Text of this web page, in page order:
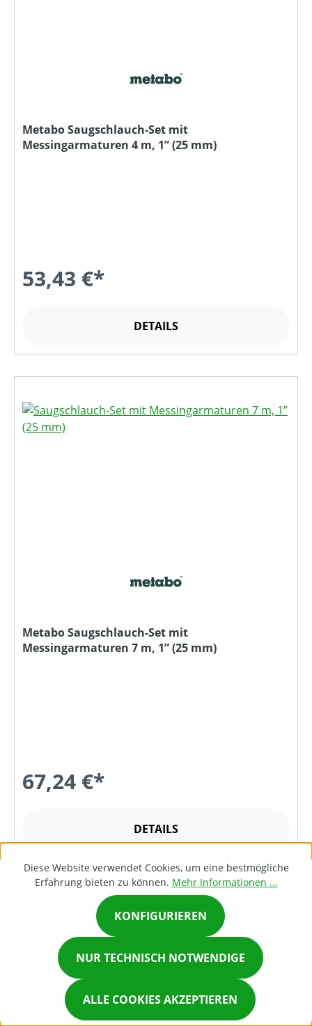
Metabo Saugschlauch-Set mit
Messingarmaturen 4 m, 1” (25 mm)
53,43 €*
DETAILS
Metabo Saugschlauch-Set mit
Messingarmaturen 7 m, 1” (25 mm)
67,24 €*
DETAILS
Chat on Whatsapp
×
Diese Website verwendet Cookies, um eine bestmögliche
Erfahrung bieten zu können. Mehr Informationen ...
NUR TECHNISCH NOTWENDIGE
KONFIGURIEREN
ALLE COOKIES AKZEPTIEREN